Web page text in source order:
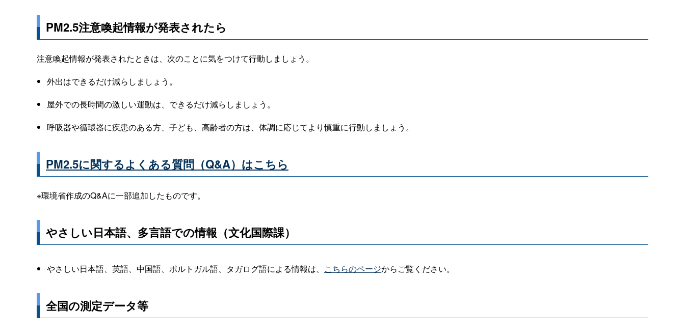
PM2.5注意喚起情報が発表されたら
注意喚起情報が発表されたときは、次のことに気をつけて行動しましょう。
外出はできるだけ減らしましょう。
屋外での長時間の激しい運動は、できるだけ減らしましょう。
呼吸器や循環器に疾患のある方、子ども、高齢者の方は、体調に応じてより慎重に行動しましょう。
PM2.5に関するよくある質問（Q&A）はこちら
※環境省作成のQ&Aに一部追加したものです。
やさしい日本語、多言語での情報（文化国際課）
やさしい日本語、英語、中国語、ポルトガル語、タガログ語による情報は、 こちらのページからご覧ください。
全国の測定データ等